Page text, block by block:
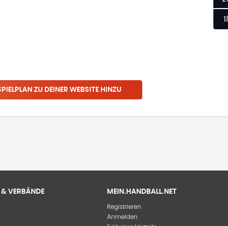
ZU DEINER WEBSITE HINZU
& VERBÄNDE MEIN.HANDBALL.NET
Registrieren
Anmelden